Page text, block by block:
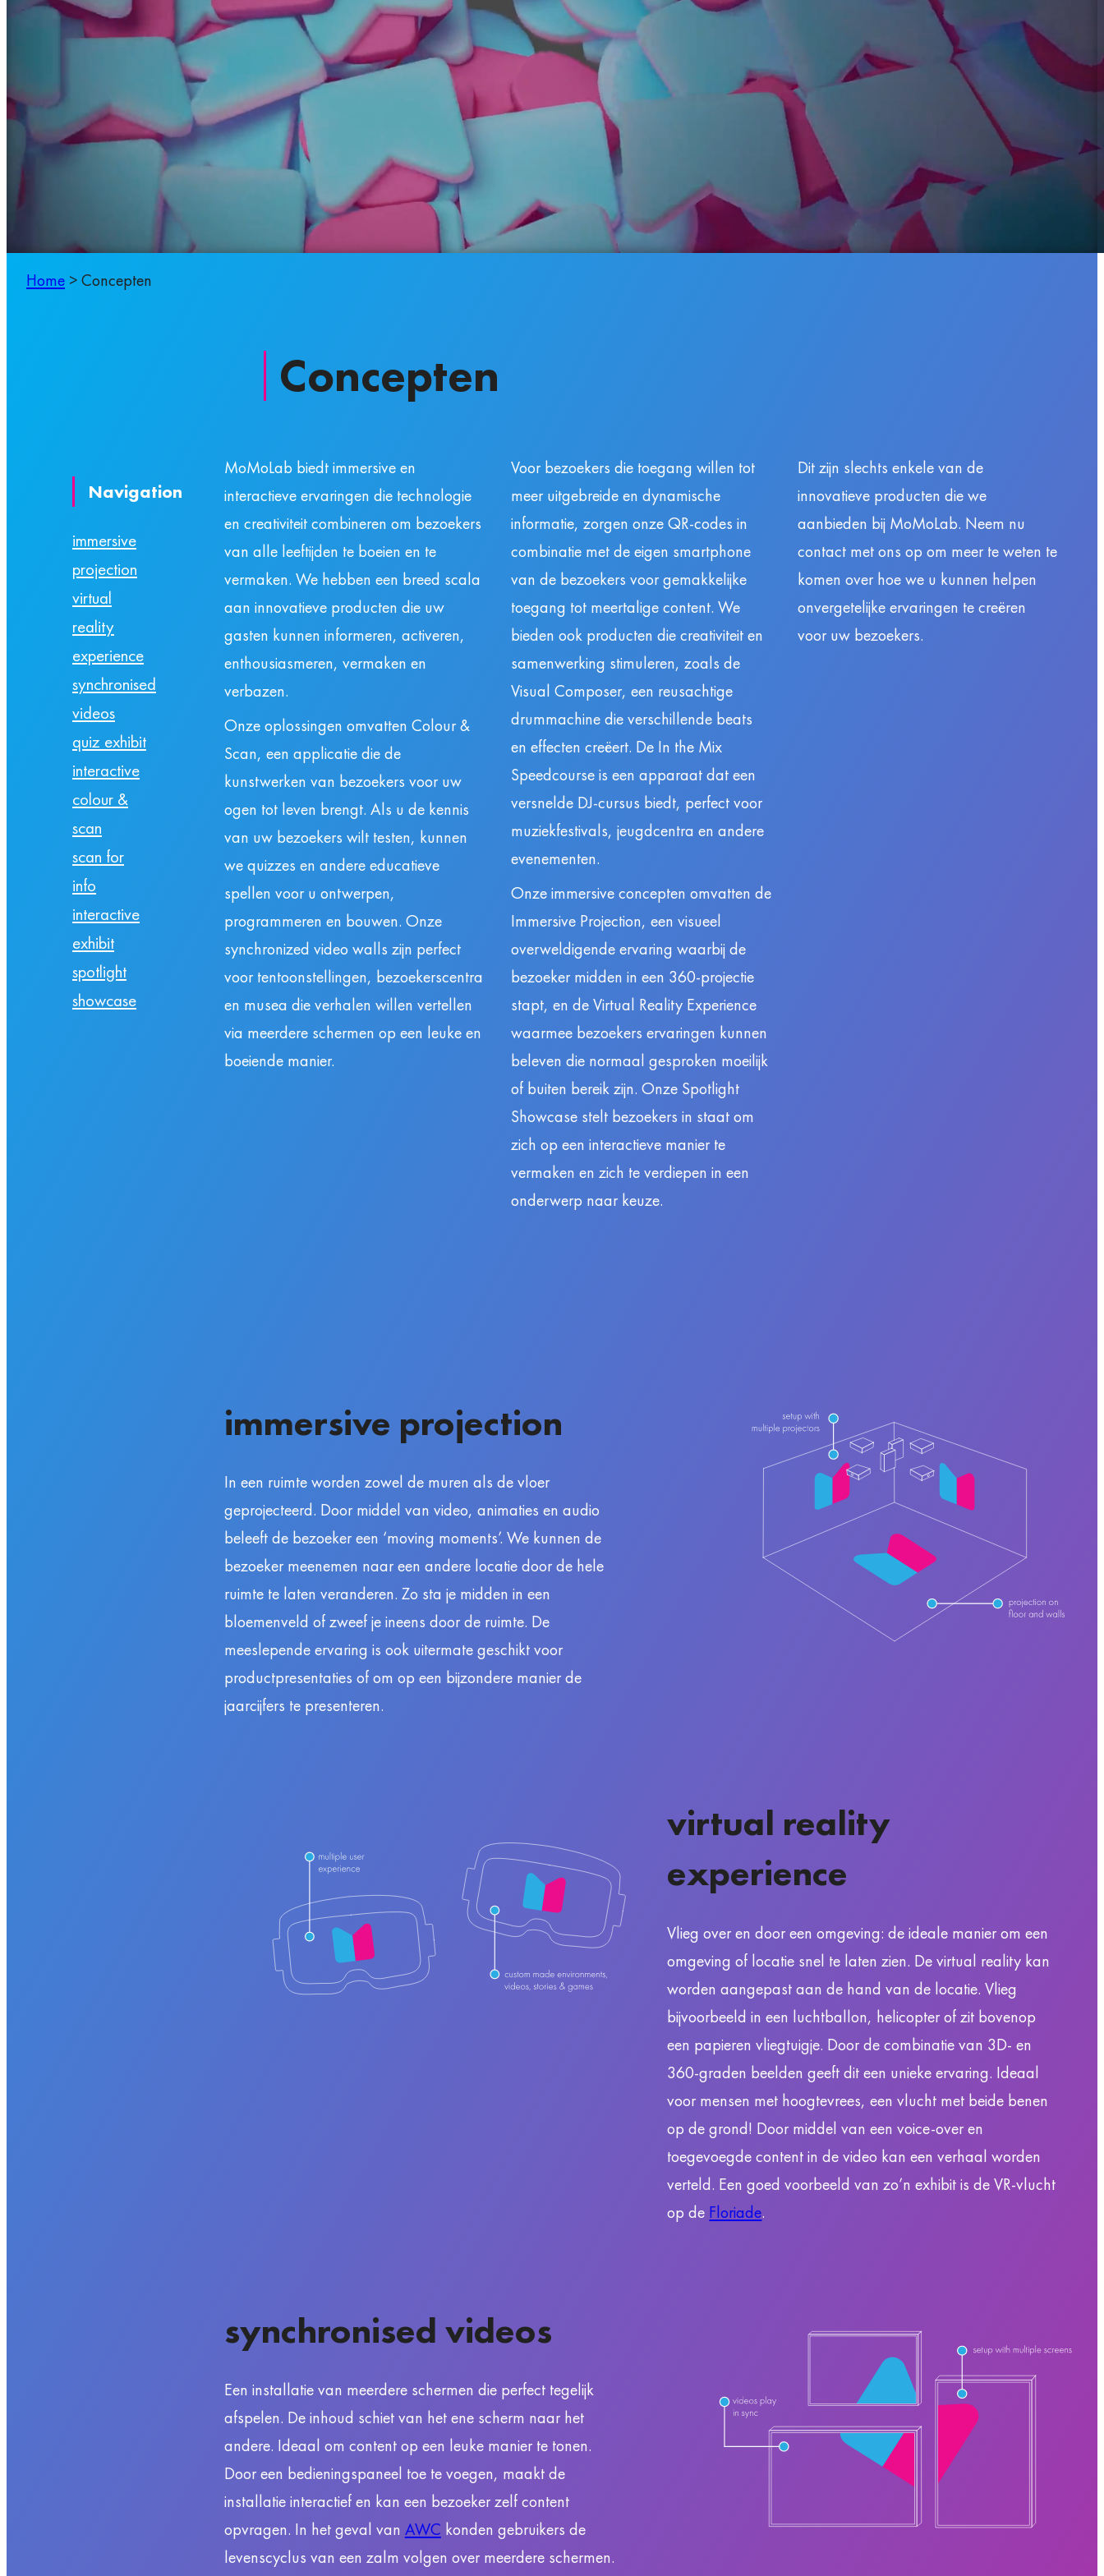
Home >Concepten
Navigation
immersive
projection
virtual
reality
experience
synchronised
videos
quiz exhibit
interactive
colour &
scan
scan for
info
interactive
exhibit
spotlight
showcase
Concepten
MoMoLab biedt immersive en
interactieve ervaringen die technologie
en creativiteit combineren om bezoekers
van alle leeftijden te boeien en te
vermaken. We hebben een breed scala
aan innovatieve producten die uw
gasten kunnen informeren, activeren,
enthousiasmeren, vermaken en
verbazen.
Onze oplossingen omvatten Colour &
Scan, een applicatie die de
kunstwerken van bezoekers voor uw
ogen tot leven brengt. Als u de kennis
van uw bezoekers wilt testen, kunnen
we quizzes en andere educatieve
spellen voor u ontwerpen,
programmeren en bouwen. Onze
synchronized video walls zijn perfect
voor tentoonstellingen, bezoekerscentra
en musea die verhalen willen vertellen
via meerdere schermen op een leuke en
boeiende manier.
Voor bezoekers die toegang willen tot
meer uitgebreide en dynamische
informatie, zorgen onze QR-codes in
combinatie met de eigen smartphone
van de bezoekers voor gemakkelijke
toegang tot meertalige content. We
bieden ook producten die creativiteit en
samenwerking stimuleren, zoals de
Visual Composer, een reusachtige
drummachine die verschillende beats
en effecten creëert. De In the Mix
Speedcourse is een apparaat dat een
versnelde DJ-cursus biedt, perfect voor
muziekfestivals, jeugdcentra en andere
evenementen.
Onze immersive concepten omvatten de
Immersive Projection, een visueel
overweldigende ervaring waarbij de
bezoeker midden in een 360-projectie
stapt, en de Virtual Reality Experience
waarmee bezoekers ervaringen kunnen
beleven die normaal gesproken moeilijk
of buiten bereik zijn. Onze Spotlight
Showcase stelt bezoekers in staat om
zich op een interactieve manier te
vermaken en zich te verdiepen in een
onderwerp naar keuze.
Dit zijn slechts enkele van de
innovatieve producten die we
aanbieden bij MoMoLab. Neem nu
contact met ons op om meer te weten te
komen over hoe we u kunnen helpen
onvergetelijke ervaringen te creëren
voor uw bezoekers.
immersive projection
In een ruimte worden zowel de muren als de vloer
geprojecteerd. Door middel van video, animaties en audio
beleeft de bezoeker een ‘moving moments’. We kunnen de
bezoeker meenemen naar een andere locatie door de hele
ruimte te laten veranderen. Zo sta je midden in een
bloemenveld of zweef je ineens door de ruimte. De
meeslepende ervaring is ook uitermate geschikt voor
productpresentaties of om op een bijzondere manier de
jaarcijfers te presenteren.
virtual reality
experience
Vlieg over en door een omgeving: de ideale manier om een
omgeving of locatie snel te laten zien. De virtual reality kan
worden aangepast aan de hand van de locatie. Vlieg
bijvoorbeeld in een luchtballon, helicopter of zit bovenop
een papieren vliegtuigje. Door de combinatie van 3D- en
360-graden beelden geeft dit een unieke ervaring. Ideaal
voor mensen met hoogtevrees, een vlucht met beide benen
op de grond! Door middel van een voice-over en
toegevoegde content in de video kan een verhaal worden
verteld. Een goed voorbeeld van zo’n exhibit is de VR-vlucht
op de Floriade.
synchronised videos
Een installatie van meerdere schermen die perfect tegelijk
afspelen. De inhoud schiet van het ene scherm naar het
andere. Ideaal om content op een leuke manier te tonen.
Door een bedieningspaneel toe te voegen, maakt de
installatie interactief en kan een bezoeker zelf content
opvragen. In het geval van AWC konden gebruikers de
levenscyclus van een zalm volgen over meerdere schermen.